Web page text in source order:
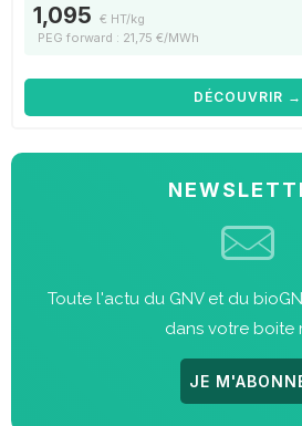
1,095 € HT/kg
PEG forward : 21,75 €/MWh
DÉCOUVRIR →
Toute l'actu du GNV et du
dans votre boite
JE